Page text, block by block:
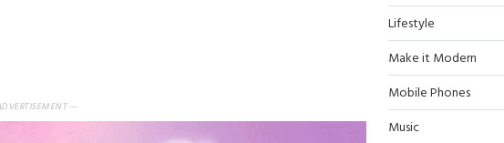
—
Lifestyle
Make it Modern
Mobile Phones
Music